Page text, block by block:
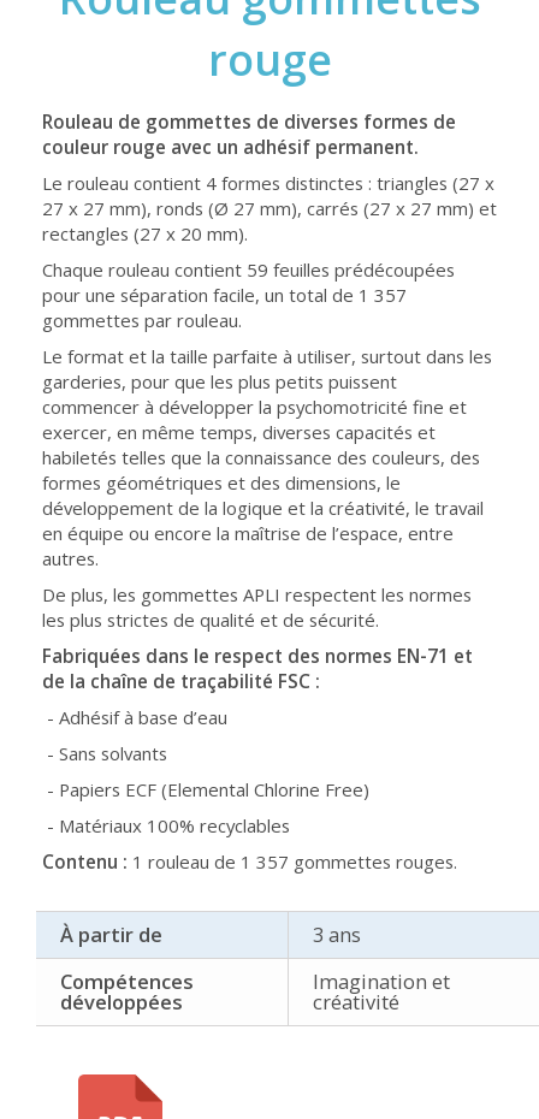
rouge
Rouleau de gommettes de diverses formes de
couleur rouge avec un adhésif permanent.
Le rouleau contient 4 formes distinctes : triangles (27 x
27 x 27 mm), ronds (Ø 27 mm), carrés (27 x 27 mm) et
rectangles (27 x 20 mm).
Chaque rouleau contient 59 feuilles prédécoupées
pour une séparation facile, un total de 1 357
gommettes par rouleau.
Le format et la taille parfaite à utiliser, surtout dans les
garderies, pour que les plus petits puissent
commencer à développer la psychomotricité fine et
exercer, en même temps, diverses capacités et
habiletés telles que la connaissance des couleurs, des
formes géométriques et des dimensions, le
développement de la logique et la créativité, le travail
en équipe ou encore la maîtrise de l’espace, entre
autres.
De plus, les gommettes APLI respectent les normes
les plus strictes de qualité et de sécurité.
Fabriquées dans le respect des normes EN-71 et
de la chaîne de traçabilité FSC :
- Adhésif à base d’eau
- Sans solvants
- Papiers ECF (Elemental Chlorine Free)
- Matériaux 100% recyclables
Contenu : 1 rouleau de 1 357 gommettes rouges.
À partir de
3 ans
Compétences
développées
Imagination et
créativité